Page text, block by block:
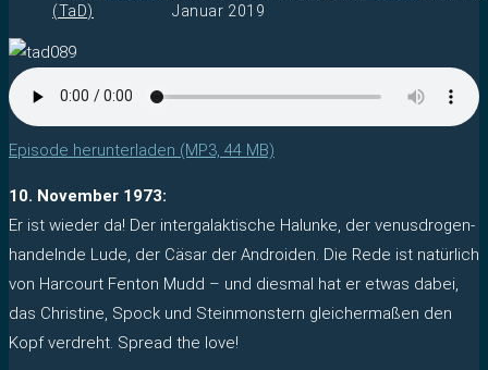
(TaD)
Januar 2019
Episode herunterladen (MP3, 44 MB)
10. November 1973:
Er ist wieder da! Der intergalaktische Halunke, der venusdrogen-
handelnde Lude, der Cäsar der Androiden. Die Rede ist natürlich
von Harcourt Fenton Mudd – und diesmal hat er etwas dabei,
das Christine, Spock und Steinmonstern gleichermaßen den
Kopf verdreht. Spread the love!